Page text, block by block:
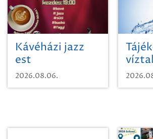
Kávéházi jazz
est
2026.08.06.